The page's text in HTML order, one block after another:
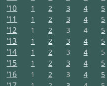
'10 1 2 3 4 5
'11 1 2 3 4 5
'12 1 2 3 4 5
'13 1 2 3 4 5
'14 1 2 3 4 5
'15 1 2 3 4 5
'16 1 2 3 4 5